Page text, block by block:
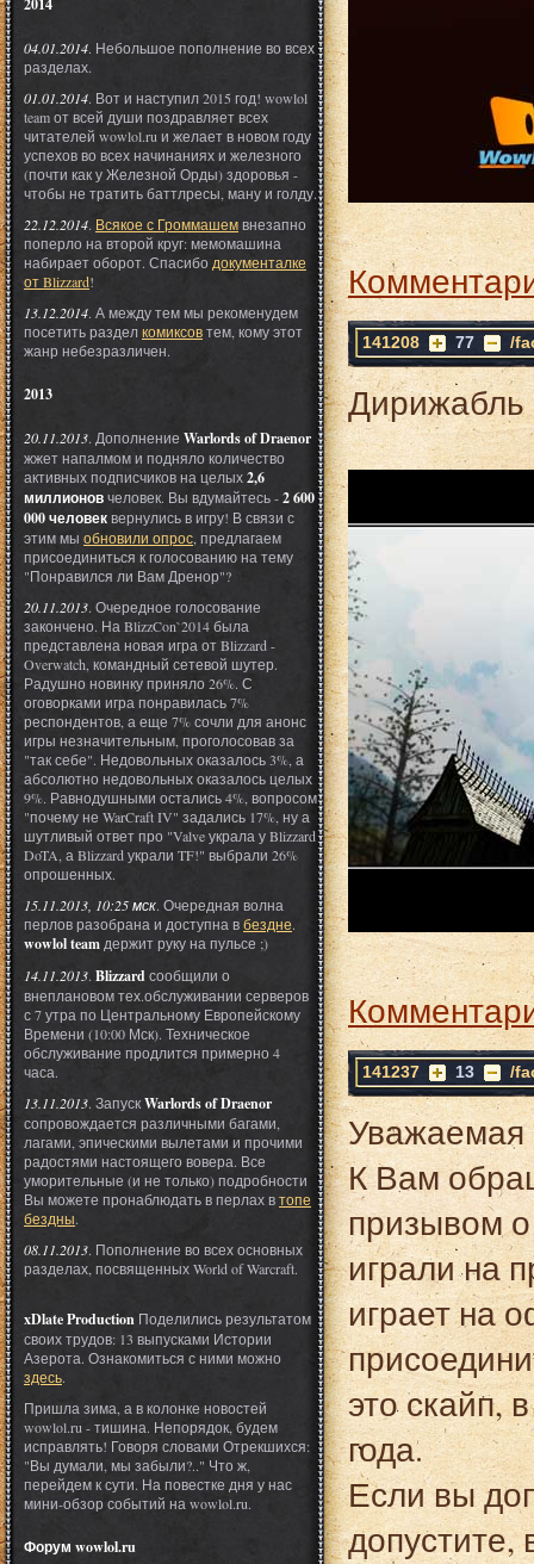
2014
04.01.2014. Небольшое пополнение во всех
разделах.
01.01.2014. Вот и наступил 2015 год! wowlol
team от всей души поздравляет всех
читателей wowlol.ru и желает в новом году
успехов во всех начинаниях и железного
(почти как у Железной Орды) здоровья -
чтобы не тратить баттлресы, ману и голду.
22.12.2014. Всякое с Громмашемвнезапно
поперло на второй круг: мемомашина
набирает оборот. Спасибо документалке
от Blizzard!
13.12.2014. А между тем мы рекоменудем
посетить разделкомиксовтем, кому этот
жанр небезразличен.
2013
20.11.2013. Дополнение Warlords of Draenor
жжет напалмом и подняло количество
активных подписчиков на целых2,6
миллионовчеловек. Вы вдумайтесь -2 600
000 человеквернулись в игру! В связи с
этим мы обновили опрос , предлагаем
присоединиться к голосованию на тему
"Понравился ли Вам Дренор"?
20.11.2013. Очередное голосование
закончено. На BlizzCon`2014 была
представлена новая игра от Blizzard -
Overwatch, командный сетевой шутер.
Радушно новинку приняло 26%. С
оговорками игра понравилась 7%
респондентов, а еще 7% сочли для анонс
игры незначительным, проголосовав за
"так себе". Недовольных оказалось 3%, а
абсолютно недовольных оказалось целых
9%. Равнодушными остались 4%, вопросом
"почему не WarCraft IV" задались 17%, ну а
шутливый ответ про "Valve украла у Blizzard
DoTA, а Blizzard украли TF!" выбрали 26%
опрошенных.
15.11.2013, 10:25 мск. Очередная волна
перлов разобрана и доступна вбездне.
wowlol team держит руку на пульсе ;)
14.11.2013. Blizzardсообщили о
внеплановом тех.обслуживании серверов
с 7 утра по Центральному Европейскому
Времени (10:00 Мск). Техническое
обслуживание продлится примерно 4
часа.
13.11.2013. ЗапускWarlords of Draenor
сопровождается различными багами,
лагами, эпическими вылетами и прочими
радостями настоящего вовера. Все
уморительные (и не только) подробности
Вы можете пронаблюдать в перлах втопе
бездны.
08.11.2013. Пополнение во всех основных
разделах, посвященных World of Warcraft.
xDlate Production Поделились результатом
своих трудов: 13 выпусками Истории
Азерота. Ознакомиться с ними можно
здесь.
Пришла зима, а в колонке новостей
wowlol.ru - тишина. Непорядок, будем
исправлять! Говоря словами Отрекшихся:
"Вы думали, мы забыли?.." Что ж,
перейдем к сути. На повестке дня у нас
мини-обзор событий на wowlol.ru.
Форум wowlol.ru
141208 77 /
Дирижабль
141237 13 /
Уважаемая
К Вам
призывом
играли на
играет на
это скайп,
года.
Если вы
допустите,